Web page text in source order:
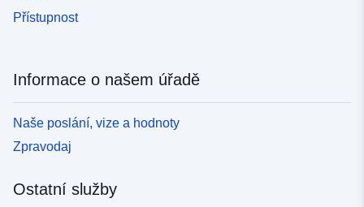
Přístupnost
Informace o našem úřadě
Naše poslání, vize a hodnoty
Zpravodaj
Ostatní služby